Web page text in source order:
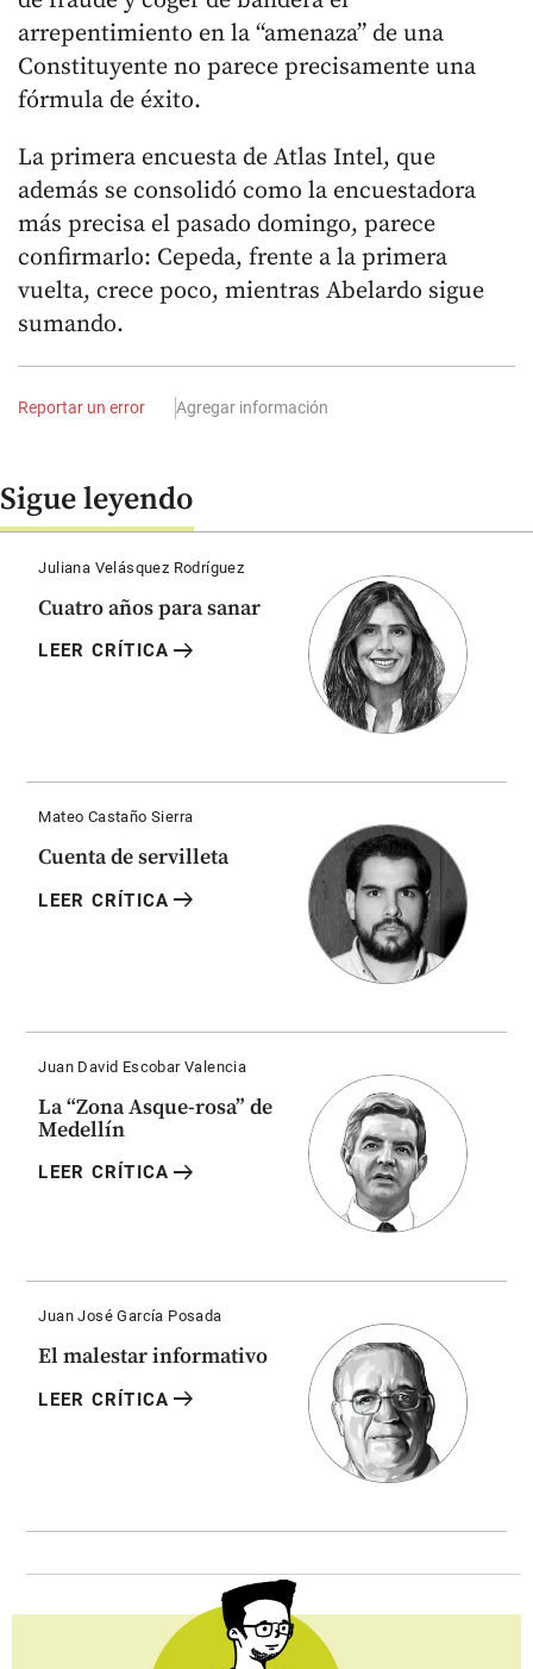
arrepentimiento en la “amenaza” de una
Constituyente no parece precisamente una
fórmula de éxito.
La primera encuesta de Atlas Intel, que
además se consolidó como la encuestadora
más precisa el pasado domingo, parece
confirmarlo: Cepeda, frente a la primera
vuelta, crece poco, mientras Abelardo sigue
sumando.
Reportar un error Agregar información
Sigue leyendo
Juliana Velásquez Rodríguez
Cuatro años para sanar
LEER CRÍTICA arrow_right_alt
Mateo Castaño Sierra
Cuenta de servilleta
LEER CRÍTICA arrow_right_alt
Juan David Escobar Valencia
La “Zona Asque-rosa” de
Medellín
LEER CRÍTICA arrow_right_alt
Juan José García Posada
El malestar informativo
LEER CRÍTICA arrow_right_alt